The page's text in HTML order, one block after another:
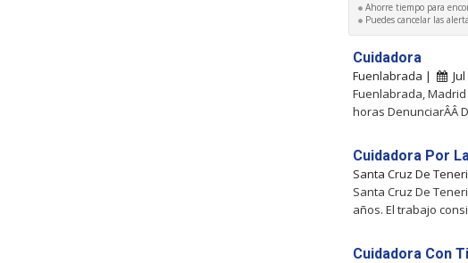
Ahorre tiempo para
Puedes cancelar las
Cuidadora
Fuenlabrada |
Fuenlabrada,
horas DenunciarÂÂ
Cuidadora Por
Santa Cruz De
Santa Cruz De
años. El trabajo
Cuidadora Con